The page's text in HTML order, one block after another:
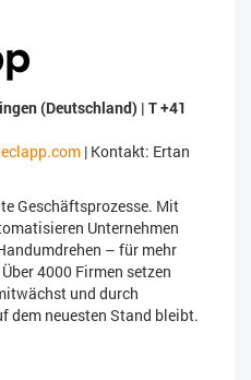
(Deutschland) | T +41
| Kontakt: Ertan
Geschäftsprozesse. Mit
Unternehmen
– für mehr
4000 Firmen setzen
und durch
dem neuesten Stand bleibt.